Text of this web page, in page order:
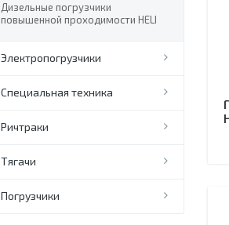
Дизельные погрузчики
повышенной проходимости HELI
Электропогрузчики
Специальная техника
Ричтраки
Тягачи
Погрузчики